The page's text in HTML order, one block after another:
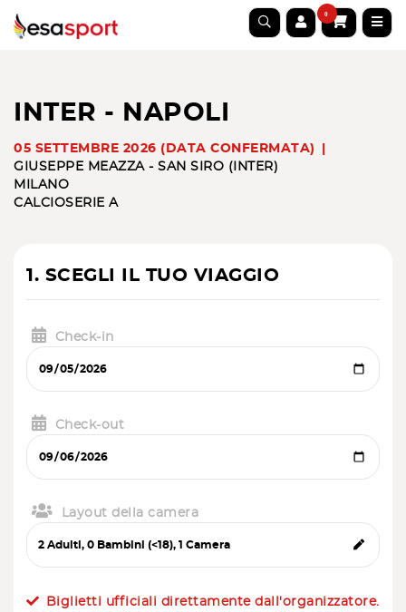
0
INTER - NAPOLI
05 SETTEMBRE 2026 (DATA CONFERMATA)
GIUSEPPE MEAZZA - SAN SIRO (INTER)
MILANO
CALCIOSERIE A
1. SCEGLI IL TUO VIAGGIO
Check-in
Check-out
Layout della camera
Biglietti ufficiali direttamente dall'organizzatore.